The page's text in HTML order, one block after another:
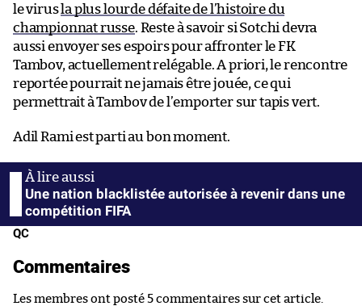
le virusla plus lourde défaite de l’histoire du
championnat russe. Reste à savoir si Sotchi devra
aussi envoyer ses espoirs pour affronter le FK
Tambov, actuellement relégable. A priori, le rencontre
reportée pourrait ne jamais être jouée, ce qui
permettrait à Tambov de l’emporter sur tapis vert.
Adil Rami est parti au bon moment.
Une nation blacklistée autorisée à revenir dans une
compétition FIFA
QC
Commentaires
Les membres ont posté 5 commentaires sur cet article.